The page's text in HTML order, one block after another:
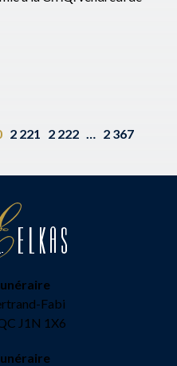
2 221 2 222 … 2 367
Fabi
J1N 1X6